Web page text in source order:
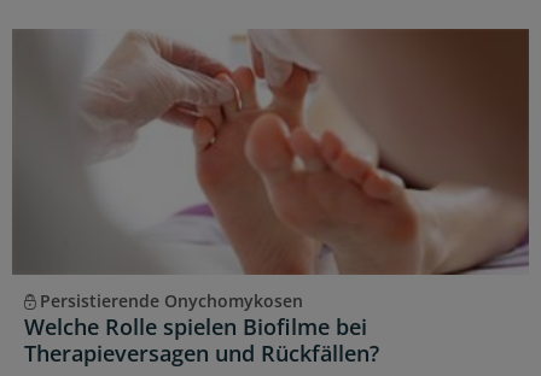
Persistierende Onychomykosen
Welche Rolle spielen Biofilme bei
Therapieversagen und Rückfällen?